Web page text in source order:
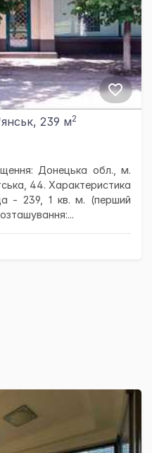
239 м2
Донецька обл., м.
44. Характеристика
- 239, 1 кв. м. (перший